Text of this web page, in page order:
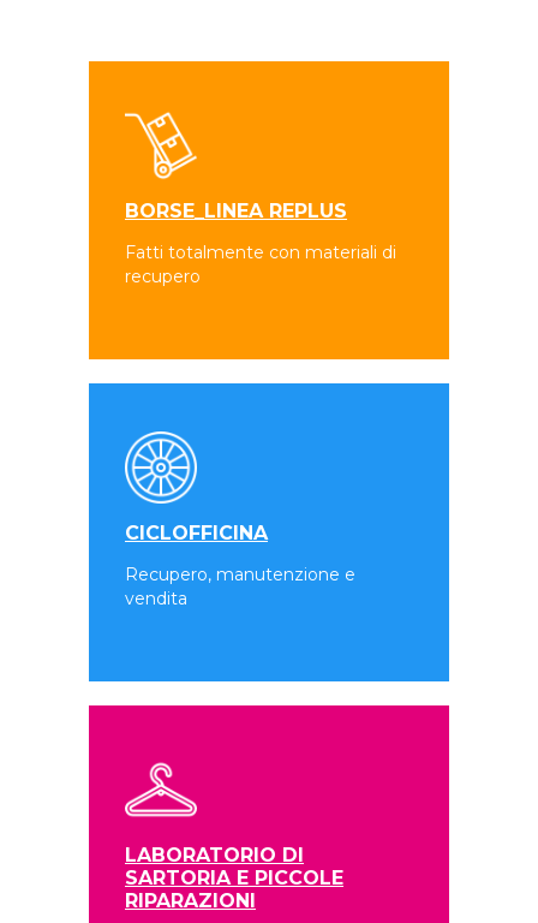
BORSE_LINEA REPLUS
Fatti totalmente con materiali di
recupero
CICLOFFICINA
Recupero, manutenzione e
vendita
LABORATORIO DI
SARTORIA E PICCOLE
RIPARAZIONI